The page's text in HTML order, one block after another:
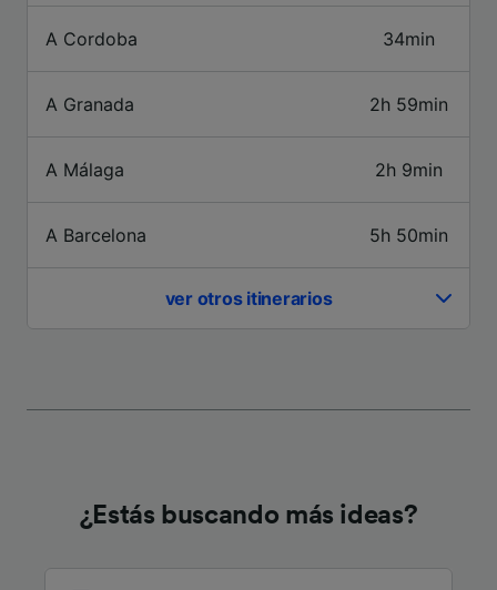
A Cordoba 34min
A Granada 2h 59min
A Málaga 2h 9min
A Barcelona 5h 50min
ver otros itinerarios
¿Estás buscando más ideas?
publicidad y contenido, investigación de
audiencia y desarrollo de servicios.
Lista de asociados (proveedores)